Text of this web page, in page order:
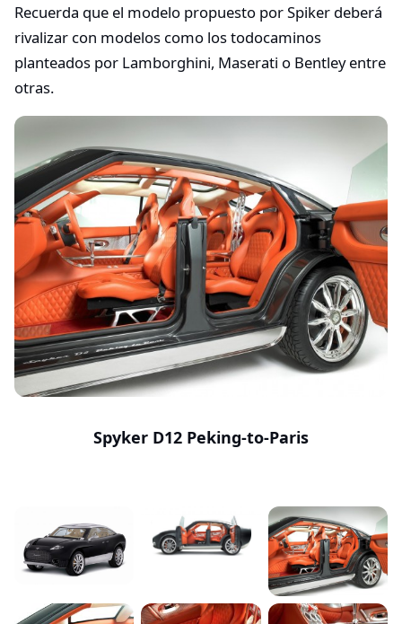
Recuerda que el modelo propuesto por Spiker deberá
rivalizar con modelos como los todocaminos
planteados por Lamborghini, Maserati o Bentley entre
otras.
Spyker D12 Peking-to-Paris